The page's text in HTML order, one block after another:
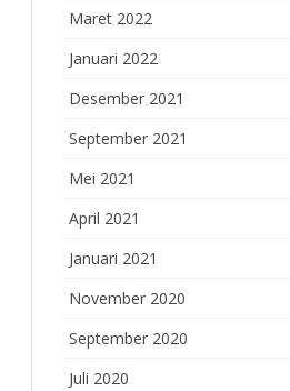
Maret 2022
Januari 2022
Desember 2021
September 2021
Mei 2021
April 2021
Januari 2021
November 2020
September 2020
Juli 2020